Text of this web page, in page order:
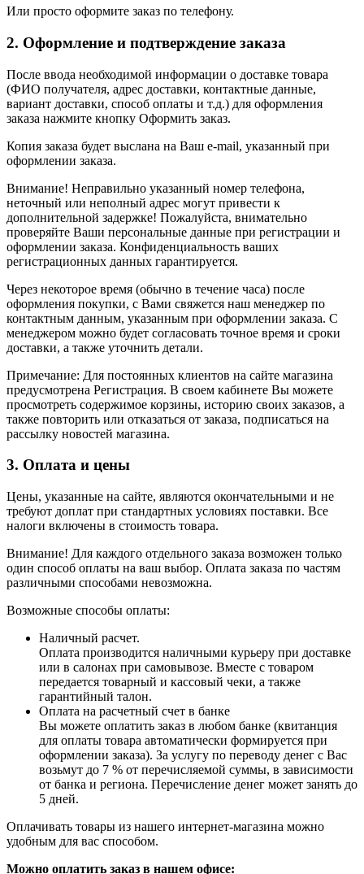
Или просто оформите заказ по телефону.
2. Оформление и подтверждение заказа
После ввода необходимой информации о доставке товара
(ФИО получателя, адрес доставки, контактные данные,
вариант доставки, способ оплаты и т.д.) для оформления
заказа нажмите кнопку Оформить заказ.
Копия заказа будет выслана на Ваш e-mail, указанный при
оформлении заказа.
Внимание! Неправильно указанный номер телефона,
неточный или неполный адрес могут привести к
дополнительной задержке! Пожалуйста, внимательно
проверяйте Ваши персональные данные при регистрации и
оформлении заказа. Конфиденциальность ваших
регистрационных данных гарантируется.
Через некоторое время (обычно в течение часа) после
оформления покупки, с Вами свяжется наш менеджер по
контактным данным, указанным при оформлении заказа. С
менеджером можно будет согласовать точное время и сроки
доставки, а также уточнить детали.
Примечание: Для постоянных клиентов на сайте магазина
предусмотрена Регистрация. В своем кабинете Вы можете
просмотреть содержимое корзины, историю своих заказов, а
также повторить или отказаться от заказа, подписаться на
рассылку новостей магазина.
3. Оплата и цены
Цены, указанные на сайте, являются окончательными и не
требуют доплат при стандартных условиях поставки. Все
налоги включены в стоимость товара.
Внимание! Для каждого отдельного заказа возможен только
один способ оплаты на ваш выбор. Оплата заказа по частям
различными способами невозможна.
Возможные способы оплаты:
Наличный расчет.
Оплата производится наличными курьеру при доставке
или в салонах при самовывозе. Вместе с товаром
передается товарный и кассовый чеки, а также
гарантийный талон.
Оплата на расчетный счет в банке
Вы можете оплатить заказ в любом банке (квитанция
для оплаты товара автоматически формируется при
оформлении заказа). За услугу по переводу денег с Вас
возьмут до 7 % от перечисляемой суммы, в зависимости
от банка и региона. Перечисление денег может занять до
5 дней.
Оплачивать товары из нашего интернет-магазина можно
удобным для вас способом.
Можно оплатить заказ в нашем офисе: